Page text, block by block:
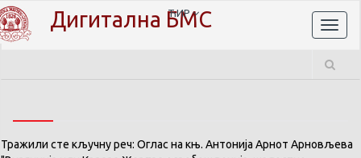
Дигитална БМС
ЋИР
Тражили сте кључну реч: Оглас на књ. Антонија Арнот Арновљева